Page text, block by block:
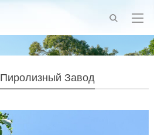
Пиролизный Завод